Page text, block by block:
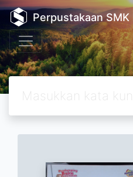
Perpustakaan